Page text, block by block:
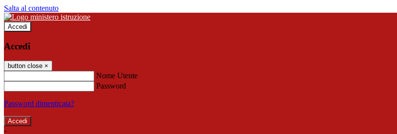
Salta al contenuto
Accedi
Accedi
button close ×
Nome Utente
Password
Password dimenticata?
-